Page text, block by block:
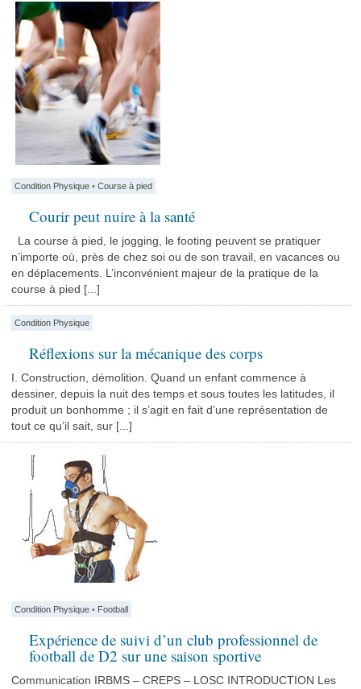
Condition Physique •Course à pied
Courir peut nuire à la santé
La course à pied, le jogging, le footing peuvent se pratiquer
n’importe où, près de chez soi ou de son travail, en vacances ou
en déplacements. L’inconvénient majeur de la pratique de la
course à pied [...]
Condition Physique
Réflexions sur la mécanique des corps
I. Construction, démolition. Quand un enfant commence à
dessiner, depuis la nuit des temps et sous toutes les latitudes, il
produit un bonhomme ; il s’agit en fait d’une représentation de
tout ce qu’il sait, sur [...]
Condition Physique • Football
Expérience de suivi d’un club professionnel de
football de D2 sur une saison sportive
Communication IRBMS – CREPS – LOSC INTRODUCTION Les